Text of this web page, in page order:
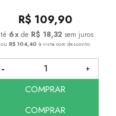
R$ 109,90
6x de R$ 18,32 sem juros
ouR$ 104,40à vista com desconto
COMPRAR
COMPRAR